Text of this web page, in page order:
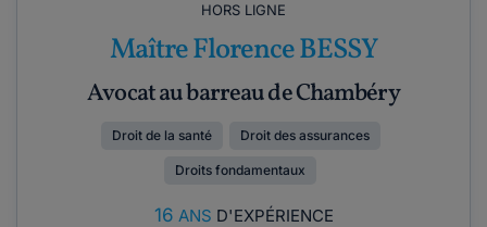
HORS LIGNE
Maître Florence BESSY
Avocat au barreau de Chambéry
Droit de la santé Droit des assurances
Droits fondamentaux
16 ANS D'EXPÉRIENCE